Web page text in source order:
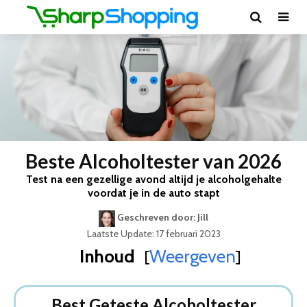
Beste Alcoholtester van 2026
Test na een gezellige avond altijd je alcoholgehalte
voordat je in de auto stapt
Geschreven door: Jill
Laatste Update: 17 februari 2023
Inhoud [Weergeven]